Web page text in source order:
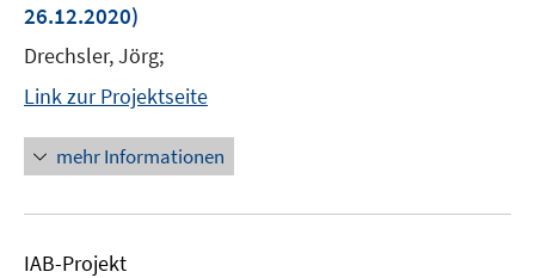
26.12.2020)
Drechsler, Jörg;
Link zur Projektseite
mehr Informationen
IAB-Projekt